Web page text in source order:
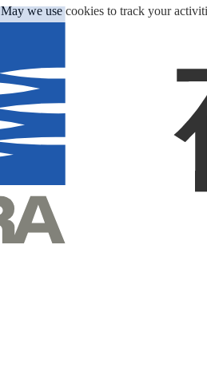
May we use cookies to track your